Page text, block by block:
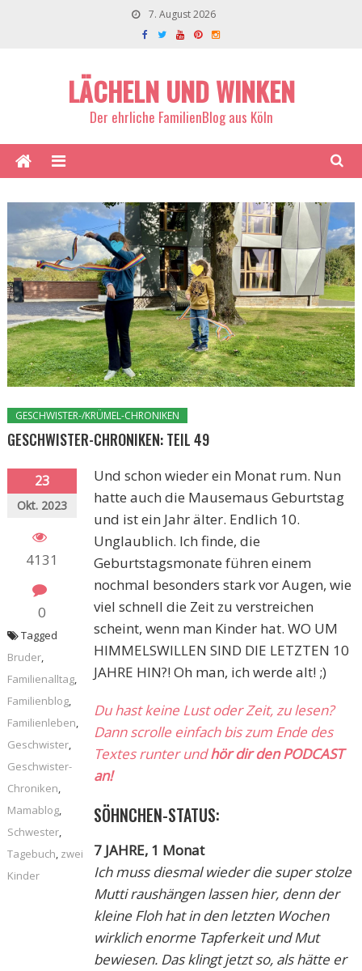
7. August 2026
LÄCHELN UND WINKEN
Der ehrliche FamilienBlog aus Köln
GESCHWISTER-/KRÜMEL-CHRONIKEN
GESCHWISTER-CHRONIKEN: TEIL 49
23
Okt. 2023
4131
0
Und schon wieder ein Monat rum. Nun
hatte auch die Mausemaus Geburtstag
und ist ein Jahr älter. Endlich 10.
Unglaublich. Ich finde, die
Geburtstagsmonate führen einem
nochmal besonders stark vor Augen, wie
viel schnell die Zeit zu verstreichen
scheint, wenn man Kinder hat. WO UM
HIMMELSWILLEN SIND DIE LETZTEN 10
JAHRE HIN?! Oh man, ich werde alt! ;)
Du hast keine Lust oder Zeit, zu lesen?
Dann scrolle einfach bis zum Ende des
Textes runter undhör dir den PODCAST
an!
SÖHNCHEN-STATUS:
7 JAHRE, 1 Monat
Ich muss diesmal wieder die super stolze
Mutti raushängen lassen hier, denn der
kleine Floh hat in den letzten Wochen
wirklich enorme Tapferkeit und Mut
bewiesen. Das klingt jetzt so, als hätte er
Tagged
Bruder,
Familienalltag,
Familienblog,
Familienleben,
Geschwister,
Geschwister-
Chroniken,
Mamablog,
Schwester,
Tagebuch, zwei
Kinder